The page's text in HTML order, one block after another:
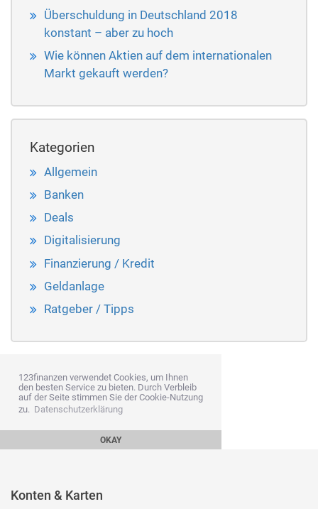
Überschuldung in Deutschland 2018
konstant – aber zu hoch
Wie können Aktien auf dem internationalen
Markt gekauft werden?
Kategorien
Allgemein
Banken
Deals
Digitalisierung
Finanzierung / Kredit
Geldanlage
Ratgeber / Tipps
123finanzen verwendet Cookies, um Ihnen
den besten Service zu bieten. Durch Verbleib
auf der Seite stimmen Sie der Cookie-Nutzung
zu. Datenschutzerklärung
OKAY
Konten & Karten